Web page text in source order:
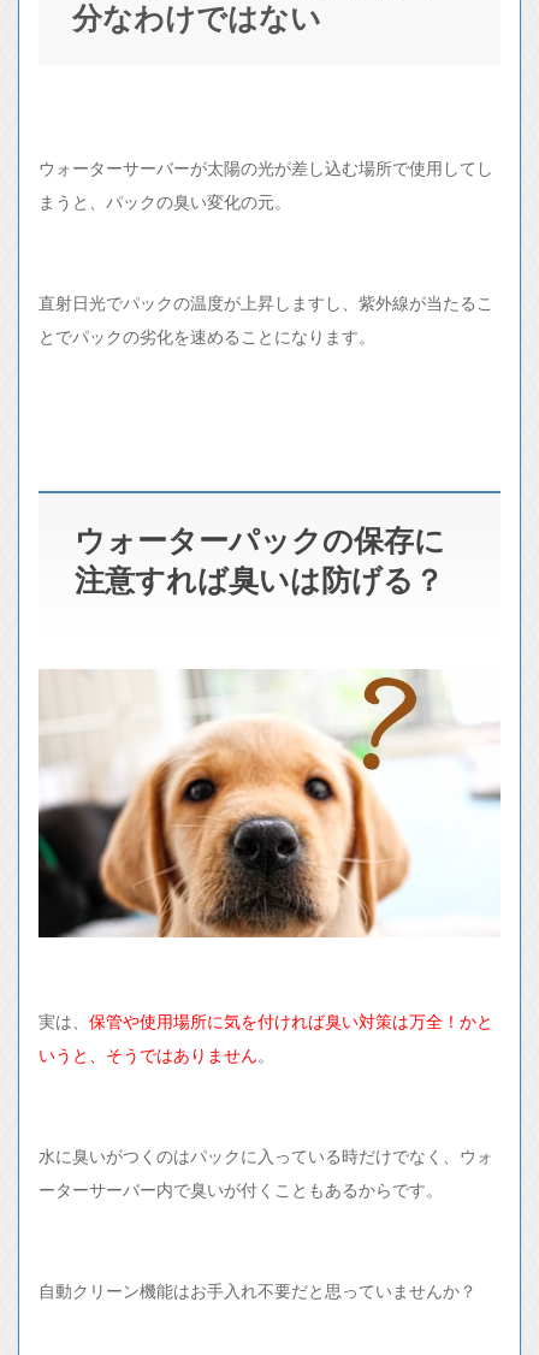
分なわけではない
ウォーターサーバーが太陽の光が差し込む場所で使用してし
まうと、パックの臭い変化の元。
直射日光でパックの温度が上昇しますし、紫外線が当たるこ
とでパックの劣化を速めることになります。
ウォーターパックの保存に
注意すれば臭いは防げる？
実は、 保管や使用場所に気を付ければ臭い対策は万全！かと
いうと、そうではありません。
水に臭いがつくのはパックに入っている時だけでなく、ウォ
ーターサーバー内で臭いが付くこともあるからです。
自動クリーン機能はお手入れ不要だと思っていませんか？